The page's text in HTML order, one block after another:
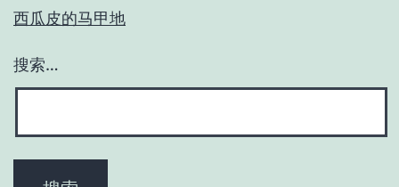
西瓜皮的马甲地
搜索…